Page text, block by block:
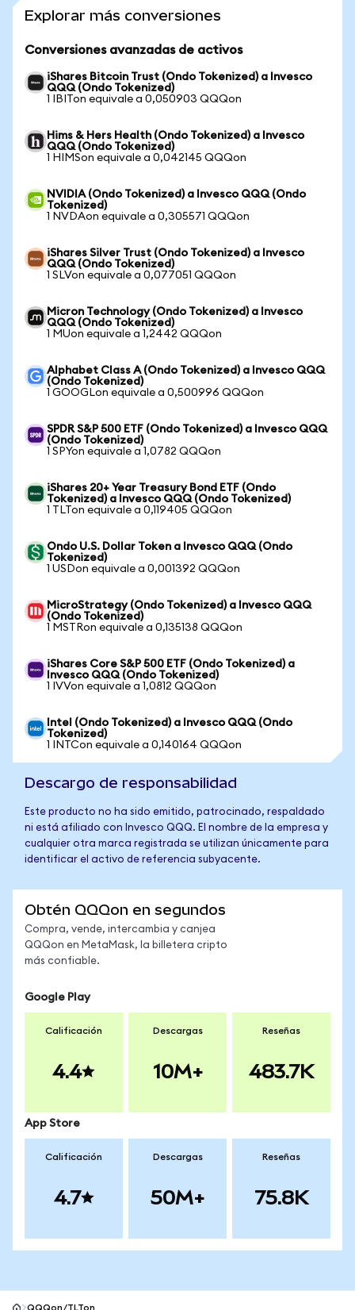
Explorar más conversiones
Conversiones avanzadas de activos
iShares Bitcoin Trust (Ondo Tokenized) a Invesco
QQQ (Ondo Tokenized)
1 IBITon equivale a 0,050903 QQQon
Hims & Hers Health (Ondo Tokenized) a Invesco
QQQ (Ondo Tokenized)
1 HIMSon equivale a 0,042145 QQQon
NVIDIA (Ondo Tokenized) a Invesco QQQ (Ondo
Tokenized)
1 NVDAon equivale a 0,305571 QQQon
iShares Silver Trust (Ondo Tokenized) a Invesco
QQQ (Ondo Tokenized)
1 SLVon equivale a 0,077051 QQQon
Micron Technology (Ondo Tokenized) a Invesco
QQQ (Ondo Tokenized)
1 MUon equivale a 1,2442 QQQon
Alphabet Class A (Ondo Tokenized) a Invesco QQQ
(Ondo Tokenized)
1 GOOGLon equivale a 0,500996 QQQon
SPDR S&P 500 ETF (Ondo Tokenized) a Invesco QQQ
(Ondo Tokenized)
1 SPYon equivale a 1,0782 QQQon
iShares 20+ Year Treasury Bond ETF (Ondo
Tokenized) a Invesco QQQ (Ondo Tokenized)
1 TLTon equivale a 0,119405 QQQon
Ondo U.S. Dollar Token a Invesco QQQ (Ondo
Tokenized)
1 USDon equivale a 0,001392 QQQon
MicroStrategy (Ondo Tokenized) a Invesco QQQ
(Ondo Tokenized)
1 MSTRon equivale a 0,135138 QQQon
iShares Core S&P 500 ETF (Ondo Tokenized) a
Invesco QQQ (Ondo Tokenized)
1 IVVon equivale a 1,0812 QQQon
Intel (Ondo Tokenized) a Invesco QQQ (Ondo
Tokenized)
1 INTCon equivale a 0,140164 QQQon
Descargo de responsabilidad
Este producto no ha sido emitido, patrocinado, respaldado
ni está afiliado con Invesco QQQ. El nombre de la empresa y
cualquier otra marca registrada se utilizan únicamente para
identificar el activo de referencia subyacente.
Obtén QQQon en segundos
Compra, vende, intercambia y canjea
QQQon en MetaMask, la billetera cripto
más confiable.
Google Play
Calificación
4.4
Descargas
10M+
Reseñas
483.7K
App Store
Calificación
4.7
Descargas
50M+
Reseñas
75.8K
QQQon/TLTon